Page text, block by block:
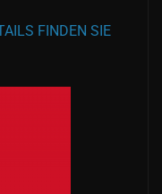
FINDEN SIE